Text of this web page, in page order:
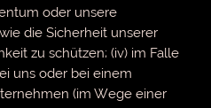
oder unsere
die Sicherheit unserer
zu schützen; (iv) im Falle
uns oder bei einem
(im Wege einer